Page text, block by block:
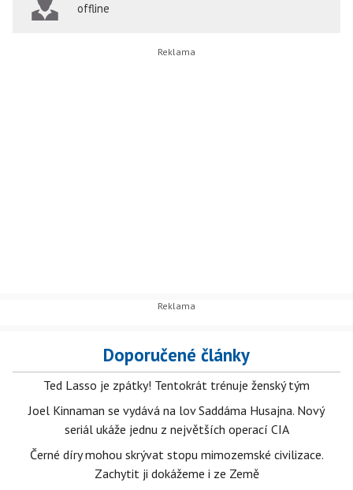
offline
Doporučené články
Ted Lasso je zpátky! Tentokrát trénuje ženský tým
Joel Kinnaman se vydává na lov Saddáma Husajna. Nový
seriál ukáže jednu z největších operací CIA
Černé díry mohou skrývat stopu mimozemské civilizace.
Zachytit ji dokážeme i ze Země